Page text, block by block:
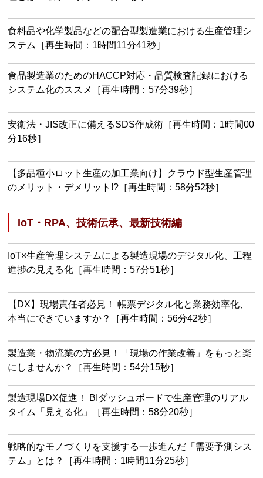
食料品や化学製品などの配合型製造業における生産管理シ
ステム［再生時間：1時間11分41秒］
食品製造業のためのHACCP対応・品質検査記録における
システム化のススメ［再生時間：57分39秒］
安衛法・JIS改正に備えるSDS作成術［再生時間：1時間00
分16秒］
【多品種小ロット生産の加工業向け】クラウド型生産管理
のメリット・デメリット!?［再生時間：58分52秒］
IoT・RPA、技術伝承、最新技術編
IoT×生産管理システムによる製造現場のデジタル化、工程
進捗の見える化［再生時間：57分51秒］
【DX】現場責任者必見！ 帳票デジタル化と業務効率化、
本当にできていますか？［再生時間：56分42秒］
製造業・物流業の方必見！「現場の作業改善」をもっと楽
にしませんか？［再生時間：54分15秒］
製造現場DX促進！ BIダッシュボードで生産管理のリアル
タイム「見える化」［再生時間：58分20秒］
戦略的なモノづくりを支援する一歩進んだ「需要予測シス
テム」とは？［再生時間：1時間11分25秒］